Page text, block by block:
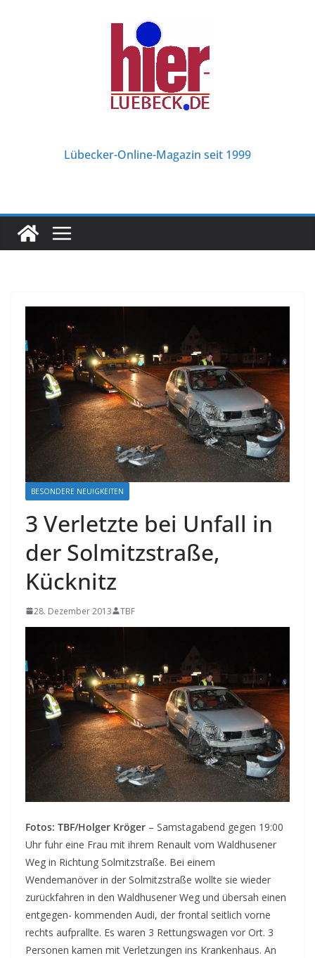
Lübecker-Online-Magazin seit 1999
BESONDERE NEUIGKEITEN
3 Verletzte bei Unfall in
der Solmitzstraße,
Kücknitz
28. Dezember 2013 TBF
Fotos: TBF/Holger Kröger – Samstagabend gegen 19:00
Uhr fuhr eine Frau mit ihrem Renault vom Waldhusener
Weg in Richtung Solmitzstraße. Bei einem
Wendemanöver in der Solmitzstraße wollte sie wieder
zurückfahren in den Waldhusener Weg und übersah einen
entgegen- kommenden Audi, der frontal seitlich vorne
rechts aufprallte. Es waren 3 Rettungswagen vor Ort. 3
Personen kamen mit Verletzungen ins Krankenhaus. An